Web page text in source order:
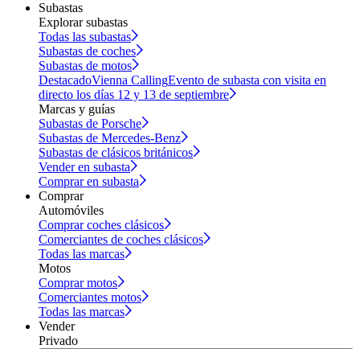
Subastas
Explorar subastas
Todas las subastas
Subastas de coches
Subastas de motos
DestacadoVienna CallingEvento de subasta con visita en
directo los días 12 y 13 de septiembre
Marcas y guías
Subastas de Porsche
Subastas de Mercedes-Benz
Subastas de clásicos británicos
Vender en subasta
Comprar en subasta
Comprar
Automóviles
Comprar coches clásicos
Comerciantes de coches clásicos
Todas las marcas
Motos
Comprar motos
Comerciantes motos
Todas las marcas
Vender
Privado